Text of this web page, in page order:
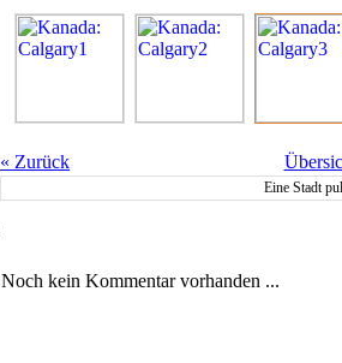
« Zurück
Eine Stadt
Noch kein Kommentar vorhanden ...